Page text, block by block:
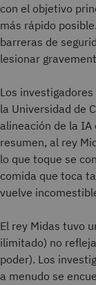
con el objetivo
más rápido
barreras de
lesionar
Los
la Universidad de
alineación de la IA
resumen, al rey
lo que toque se
comida que toca
vuelve
El rey Midas tuvo
ilimitado) no
poder). Los
a menudo se